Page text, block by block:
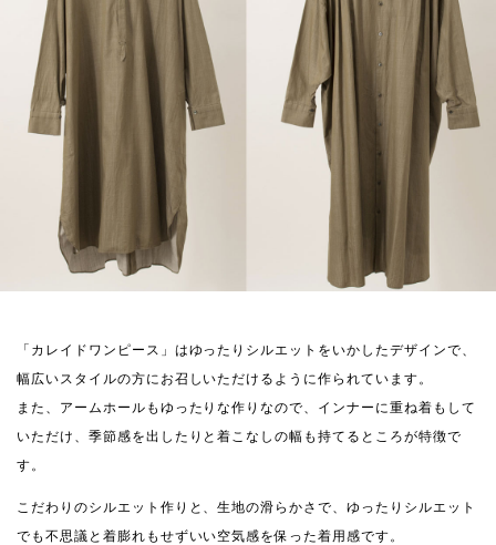
「カレイドワンピース」はゆったりシルエットをいかしたデザインで、
幅広いスタイルの方にお召しいただけるように作られています。
また、アームホールもゆったりな作りなので、インナーに重ね着もして
いただけ、季節感を出したりと着こなしの幅も持てるところが特徴で
す。
こだわりのシルエット作りと、生地の滑らかさで、ゆったりシルエット
でも不思議と着膨れもせずいい空気感を保った着用感です。